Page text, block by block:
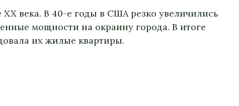
века. В 40-е годы в США резко увеличились
мощности на окраину города. В итоге
их жилые квартиры.